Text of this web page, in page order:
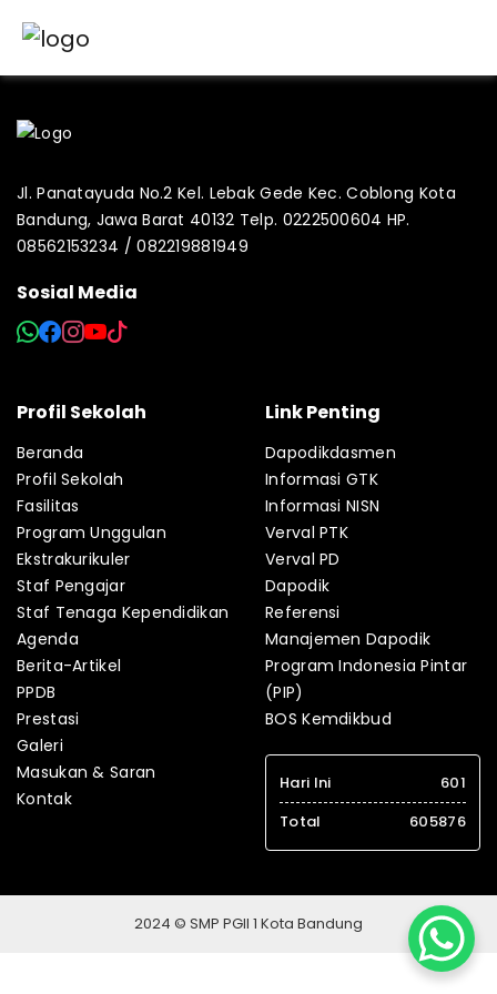
Jl. Panatayuda No.2 Kel. Lebak Gede Kec. Coblong Kota
Bandung, Jawa Barat 40132 Telp. 0222500604 HP.
08562153234 / 082219881949
Sosial Media
Profil Sekolah
Beranda
Profil Sekolah
Fasilitas
Program Unggulan
Ekstrakurikuler
Staf Pengajar
Staf Tenaga Kependidikan
Agenda
Berita-Artikel
PPDB
Prestasi
Galeri
Masukan & Saran
Kontak
Link Penting
Dapodikdasmen
Informasi GTK
Informasi NISN
Verval PTK
Verval PD
Dapodik
Referensi
Manajemen Dapodik
Program Indonesia Pintar
(PIP)
BOS Kemdikbud
Hari Ini
601
Total
605876
2024 © SMP PGII 1 Kota Bandung